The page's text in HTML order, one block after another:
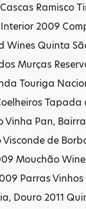
Ramisco
2009
Wines Quinta
Murças
Touriga
Tapada
Vinha Pan,
de
Mouchão
Parras
Douro 2011